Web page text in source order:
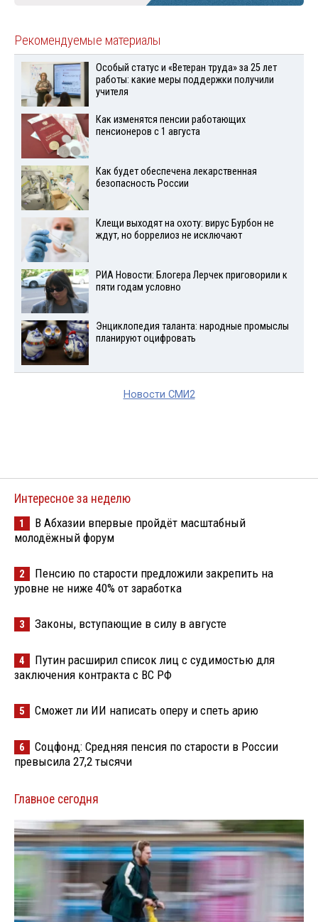
Рекомендуемые материалы
Особый статус и «Ветеран труда» за 25 лет
работы: какие меры поддержки получили
учителя
Как изменятся пенсии работающих
пенсионеров с 1 августа
Как будет обеспечена лекарственная
безопасность России
Клещи выходят на охоту: вирус Бурбон не
ждут, но боррелиоз не исключают
РИА Новости: Блогера Лерчек приговорили к
пяти годам условно
Энциклопедия таланта: народные промыслы
планируют оцифровать
Новости СМИ2
Интересное за неделю
1
В Абхазии впервые пройдёт масштабный
молодёжный форум
2
Пенсию по старости предложили закрепить на
уровне не ниже 40% от заработка
3 Законы, вступающие в силу в августе
4
Путин расширил список лиц с судимостью для
заключения контракта с ВС РФ
5 Сможет ли ИИ написать оперу и спеть арию
6
Соцфонд: Средняя пенсия по старости в России
превысила 27,2 тысячи
Главное сегодня